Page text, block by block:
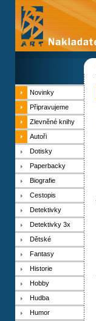
Novinky
Připravujeme
Zlevněné knihy
Autoři
Dotisky
Paperbacky
Biografie
Cestopis
Detektivky
Detektivky 3x
Dětské
Fantasy
Historie
Hobby
Hudba
Humor